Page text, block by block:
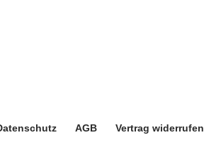
AGB Vertrag widerrufen